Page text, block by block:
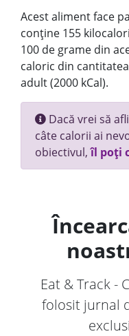
Acest aliment face
conține 155
100 de grame din
caloric din
adult (2000 kCal).
Dacă vrei să
câte calorii ai
obiectivul,îl poți
Eat & Track -
folosit jurnal